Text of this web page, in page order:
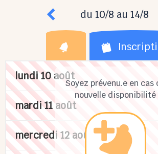
du 10/8 au 14/8
Soyez prévenu.e en cas
nouvelle disponibilité
lundi 10 août
mardi 11 août
mercredi 12 août